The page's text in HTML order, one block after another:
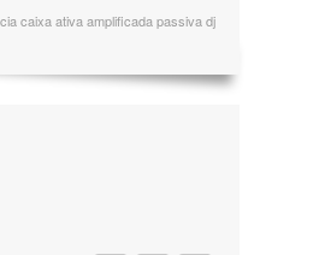
caixa ativa amplificada passiva dj